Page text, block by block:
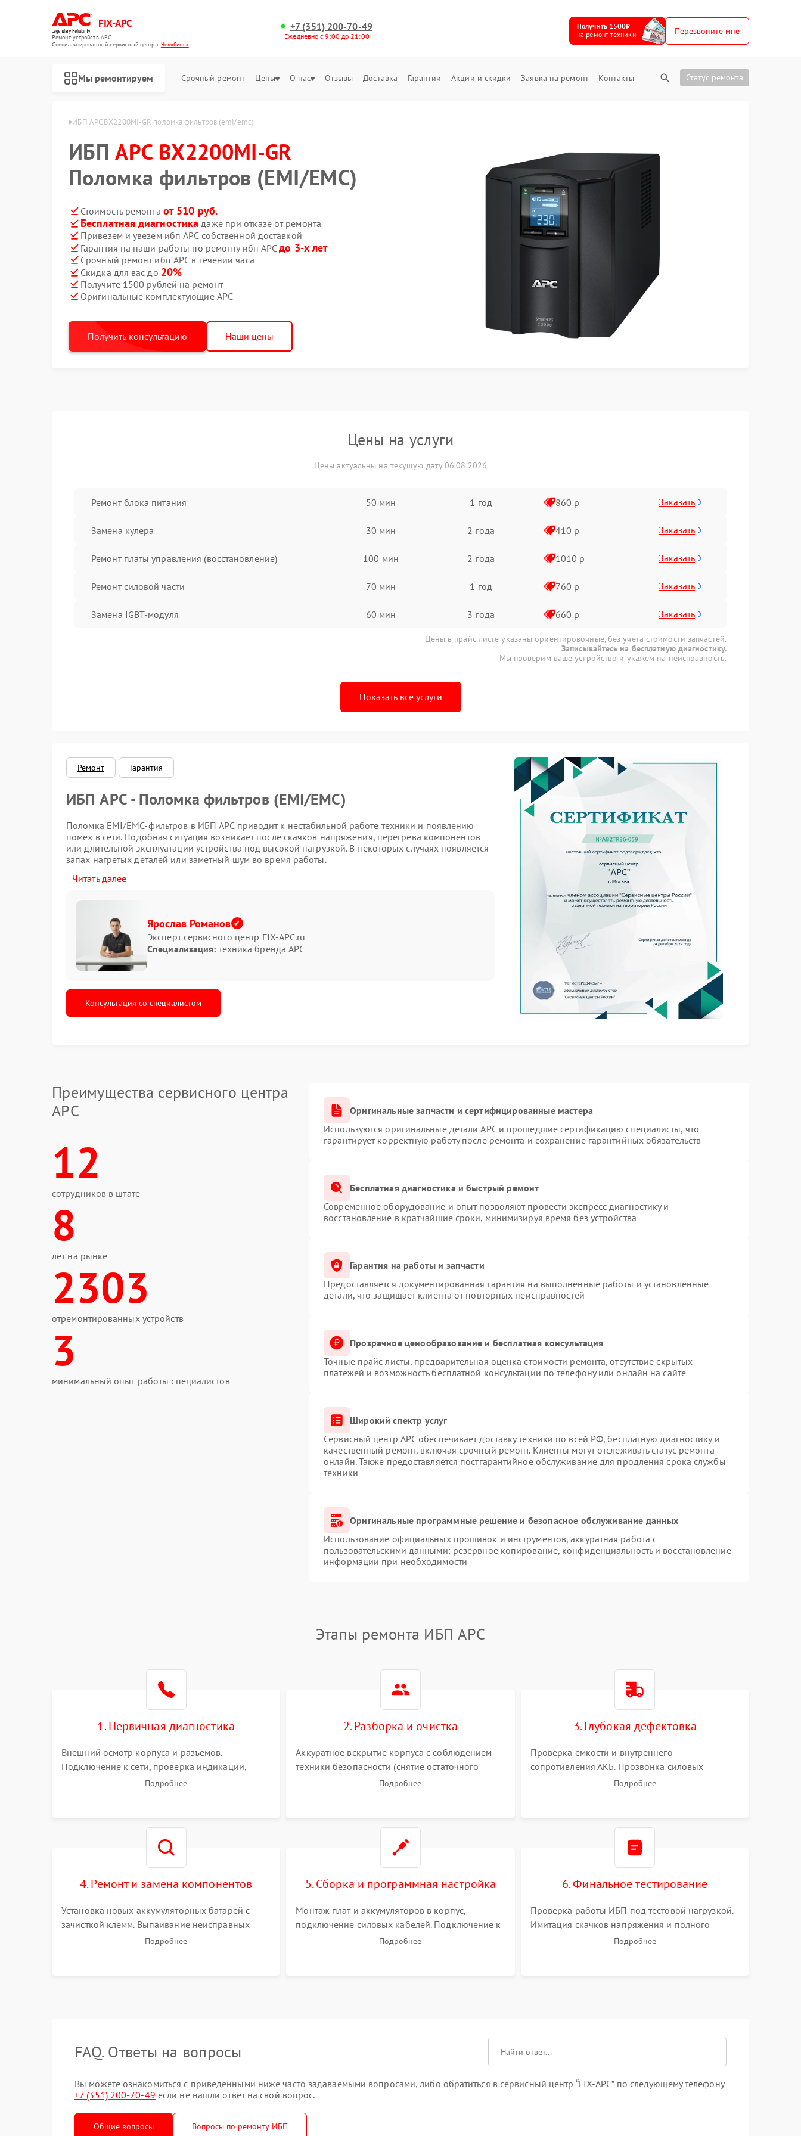
FIX-APC
Ремонт устройств APC
Специализированный cервисный центр г.Челябинск
+7 (351) 200-70-49
Ежедневно с 9:00 до 21:00
Получить 1500₽
на ремонт техники
Перезвоните мне
Мы ремонтируем Срочный ремонт Цены О нас Отзывы Доставка Гарантии Акции и скидки Заявка на ремонт Контакты Статус ремонта
GR в Челябинске ИБП APC BX2200MI-GR поломка фильтров (emi/emc)
ИБПAPC BX2200MI-GR
Поломка фильтров (EMI/EMC)
Стоимость ремонта от 510 руб.
Бесплатная диагностика даже при отказе от ремонта
Привезем и увезем ибп APC собственной доставкой
Гарантия на наши работы по ремонту ибп APCдо 3-х лет
Срочный ремонт ибп APC в течении часа
Скидка для вас до 20%
Получите 1500 рублей на ремонт
Оригинальные комплектующие APC
Получить консультацию Наши цены
Цены на услуги
Цены актуальны на текущую дату 06.08.2026
Ремонт блока питания 50 мин 1 год 860 р Заказать
Замена кулера 30 мин 2 года 410 р Заказать
Ремонт платы управления (восстановление) 100 мин 2 года 1010 р Заказать
Ремонт силовой части 70 мин 1 год 760 р Заказать
Замена IGBT-модуля 60 мин 3 года 660 р Заказать
Цены в прайс-листе указаны ориентировочные, без учета стоимости запчастей.
Записывайтесь на бесплатную диагностику.
Мы проверим ваше устройство и укажем на неисправность.
Показать все услуги
Ремонт Гарантия
ИБП APC - Поломка фильтров (EMI/EMC)
Поломка EMI/EMC-фильтров в ИБП APC приводит к нестабильной работе техники и появлению
помех в сети. Подобная ситуация возникает после скачков напряжения, перегрева компонентов
или длительной эксплуатации устройства под высокой нагрузкой. В некоторых случаях появляется
запах нагретых деталей или заметный шум во время работы.
Какие признаки указывают на проблему
самопроизвольное отключение ИБП;
нагрев в районе сетевого входа;
помехи в подключенной технике;
нестабильная работа после включения.
Эксплуатация устройства в таком состоянии может привести к повреждению других электронных
компонентов.
Что можно сделать до обращения к мастеру
отключить устройство от сети;
не использовать ИБП при запахе гари;
не вскрывать корпус без опыта работы с электроникой.
Через сервис APC выполняется замена поврежденных элементов, очистка платы и диагностика
цепей фильтрации. После ремонта устройство проходит тестирование под нагрузкой.
Куда обратиться при неисправности
Когда требуется сервисный центр APC, важно выбирать специалистов с опытом работы именно с
ИБП данного бренда. Компания FIX-APC проводит ремонт фильтров EMI/EMC, замену
конденсаторов и поврежденных цепей с использованием совместимых комплектующих. После
выполненных работ устройство стабильно функционирует и не создает помех в сети.
Читать далее
Ярослав Романов
Эксперт сервисного центр FIX-APC.ru
Специализация: техника бренда APC
Консультация со специалистом
Преимущества сервисного центра
APC
12
сотрудников в штате
8
лет на рынке
2303
отремонтированных устройств
3
минимальный опыт работы специалистов
Оригинальные запчасти и сертифицированные мастера
Используются оригинальные детали APC и прошедшие сертификацию специалисты, что
гарантирует корректную работу после ремонта и сохранение гарантийных обязательств
Бесплатная диагностика и быстрый ремонт
Современное оборудование и опыт позволяют провести экспресс-диагностику и
восстановление в кратчайшие сроки, минимизируя время без устройства
Гарантия на работы и запчасти
Предоставляется документированная гарантия на выполненные работы и установленные
детали, что защищает клиента от повторных неисправностей
Прозрачное ценообразование и бесплатная консультация
Точные прайс-листы, предварительная оценка стоимости ремонта, отсутствие скрытых
платежей и возможность бесплатной консультации по телефону или онлайн на сайте
Широкий спектр услуг
Сервисный центр APC обеспечивает доставку техники по всей РФ, бесплатную диагностику и
качественный ремонт, включая срочный ремонт. Клиенты могут отслеживать статус ремонта
онлайн. Также предоставляется постгарантийное обслуживание для продления срока службы
техники
Оригинальные программные решение и безопасное обслуживание данных
Использование официальных прошивок и инструментов, аккуратная работа с
пользовательскими данными: резервное копирование, конфиденциальность и восстановление
информации при необходимости
Этапы ремонта ИБП APC
1. Первичная диагностика
Внешний осмотр корпуса и разъемов.
Подключение к сети, проверка индикации,
звуковых сигналов и кодов ошибок. Измерение
Подробнее
2. Разборка и очистка
Аккуратное вскрытие корпуса с соблюдением
техники безопасности (снятие остаточного
заряда). Очистка плат, радиаторов и кулеров от
Подробнее
3. Глубокая дефектовка
Проверка емкости и внутреннего
сопротивления АКБ. Прозвонка силовых
транзисторов инвертора, диодов, реле
Подробнее
4. Ремонт и замена компонентов
Установка новых аккумуляторных батарей с
зачисткой клемм. Выпаивание неисправных
элементов инвертора или цепи зарядки и
Подробнее
5. Сборка и программная настройка
Монтаж плат и аккумуляторов в корпус,
подключение силовых кабелей. Подключение к
ПК для программной калибровки констант
Подробнее
6. Финальное тестирование
Проверка работы ИБП под тестовой нагрузкой.
Имитация скачков напряжения и полного
отключения сети. Контроль времени автономной
Подробнее
FAQ. Ответы на вопросы
Вы можете ознакомиться с приведенными ниже часто задаваемыми вопросами, либо обратиться в сервисный центр “FIX-APC” по следующему телефону
+7 (351) 200-70-49 если не нашли ответ на свой вопрос.
Общие вопросы Вопросы по ремонту ИБП